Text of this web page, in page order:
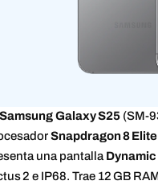
Samsung Galaxy S25 (SM-
Snapdragon 8 Elite
una pantallaDynamic
2 e IP68. Trae 12 GB